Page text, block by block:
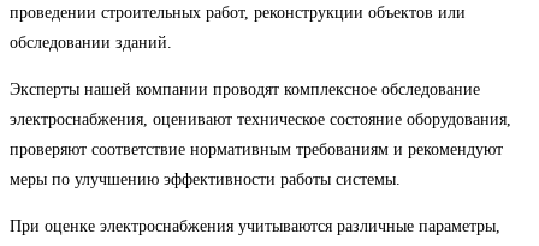
проведении строительных работ, реконструкции объектов или
обследовании зданий.
Эксперты нашей компании проводят комплексное обследование
электроснабжения, оценивают техническое состояние оборудования,
проверяют соответствие нормативным требованиям и рекомендуют
меры по улучшению эффективности работы системы.
При оценке электроснабжения учитываются различные параметры,